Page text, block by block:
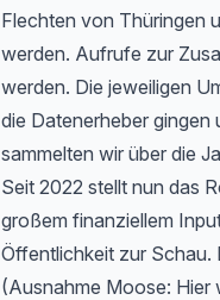
Flechten von Thüringen
werden. Aufrufe zur
werden. Die jeweiligen
die Datenerheber
sammelten wir über die
Seit 2022 stellt nun das
großem finanziellem
Öffentlichkeit zur Schau.
(Ausnahme Moose: Hier